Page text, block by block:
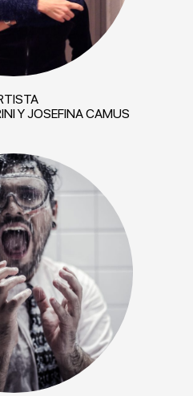
Y JOSEFINA CAMUS